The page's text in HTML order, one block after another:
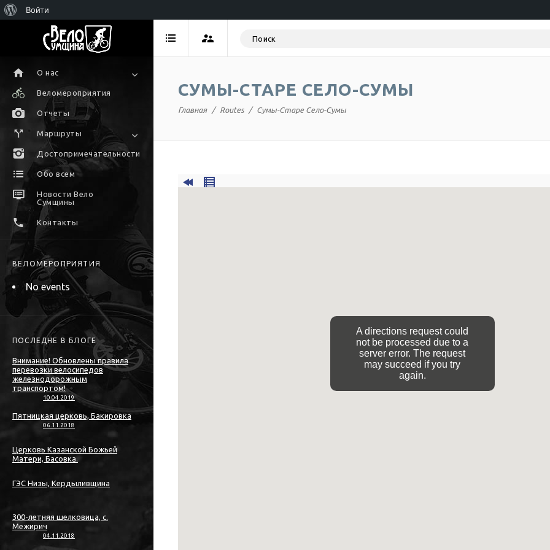
О нас
Веломероприятия
Отчеты
Маршруты
Достопримечательности
Обо всем
Новости Вело
Сумщины
Контакты
ВЕЛОМЕРОПРИЯТИЯ
No events
ПОСЛЕДНЕ В БЛОГЕ
Внимание! Обновлены правила
перевозки велосипедов
железнодорожным
транспортом!
10.04.2019
Пятницкая церковь, Бакировка
06.11.2018
Церковь Казанской Божьей
Матери, Басовка.
ГЭС Низы, Кердыливщина
300-летняя шелковица, с.
Межирич
04.11.2018
СУМЫ-СТАРЕ СЕЛО-СУМЫ
Главная Routes Сумы-Старе Село-Сумы
Войти
A directions request could
not be processed due to a
server error. The request
may succeed if you try
again.